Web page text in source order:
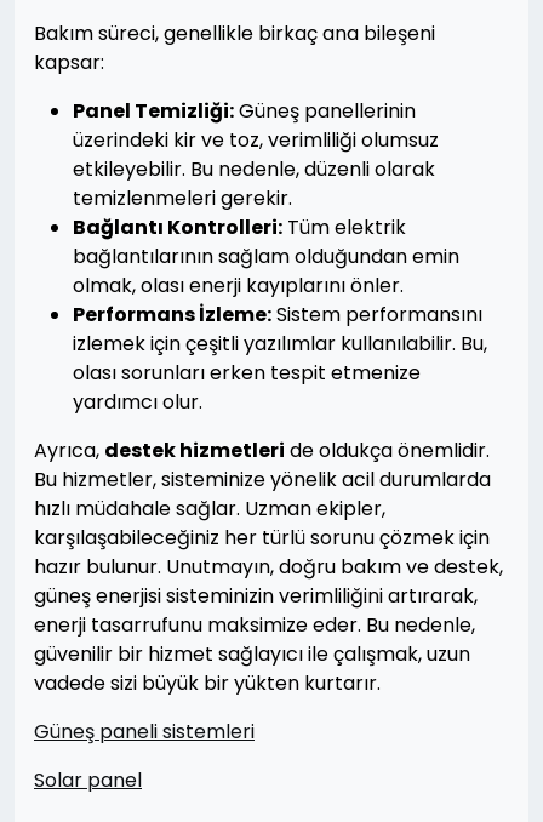
Bakım süreci, genellikle birkaç ana bileşeni
kapsar:
Panel Temizliği:Güneş panellerinin
üzerindeki kir ve toz, verimliliği olumsuz
etkileyebilir. Bu nedenle, düzenli olarak
temizlenmeleri gerekir.
Bağlantı Kontrolleri: Tüm elektrik
bağlantılarının sağlam olduğundan emin
olmak, olası enerji kayıplarını önler.
Performans İzleme:Sistem performansını
izlemek için çeşitli yazılımlar kullanılabilir. Bu,
olası sorunları erken tespit etmenize
yardımcı olur.
Ayrıca, destek hizmetleri de oldukça önemlidir.
Bu hizmetler, sisteminize yönelik acil durumlarda
hızlı müdahale sağlar. Uzman ekipler,
karşılaşabileceğiniz her türlü sorunu çözmek için
hazır bulunur. Unutmayın, doğru bakım ve destek,
güneş enerjisi sisteminizin verimliliğini artırarak,
enerji tasarrufunu maksimize eder. Bu nedenle,
güvenilir bir hizmet sağlayıcı ile çalışmak, uzun
vadede sizi büyük bir yükten kurtarır.
Güneş paneli sistemleri
Solar panel